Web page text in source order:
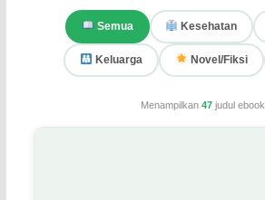
Semua Kesehatan
Keluarga Novel/Fiksi
Menampilkan47 judul ebook